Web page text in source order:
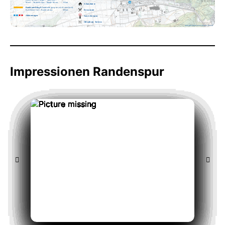
Mösli – Winkeläcker – Rande nh aus 10 km
Rande naufstieg Klassisch (gesp urt, nicht markiert)
Esch heime rta – Rande nh aus 10 km
Abkürzungen
Schut zhüt te
Restaurant
Aussichtsturm
Öffentli che Toilette
Impressionen Randenspur